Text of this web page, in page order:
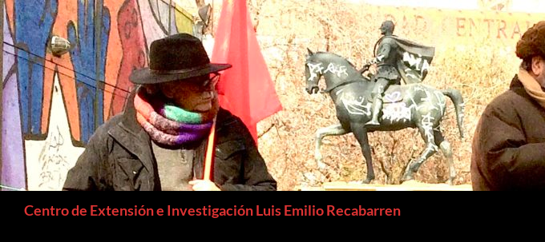
Centro de Extensión e Investigación Luis Emilio Recabarren